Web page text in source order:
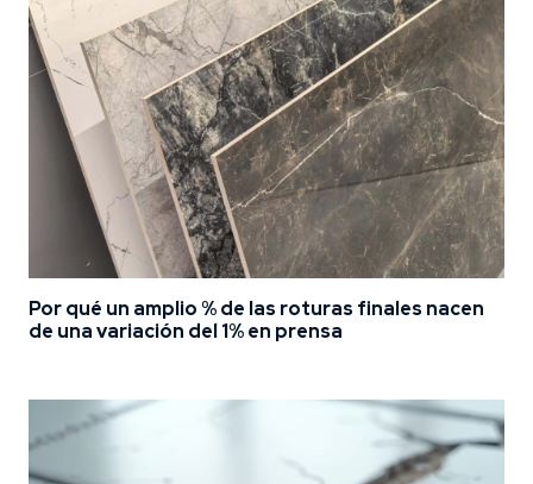
Por qué un amplio % de las roturas finales nacen
de una variación del 1% en prensa